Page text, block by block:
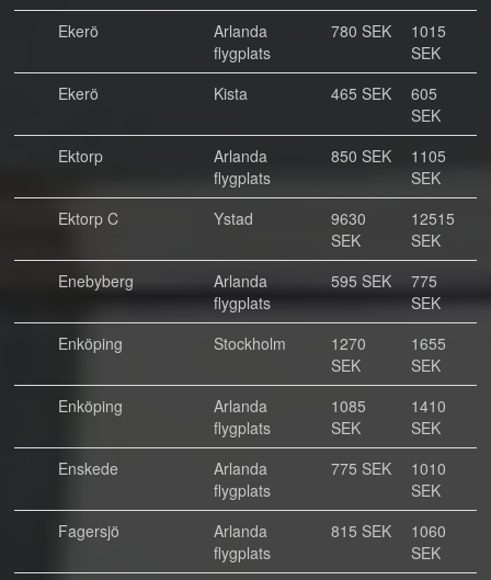
Ekerö
Arlanda
flygplats
780 SEK
1015
SEK
Ekerö
Kista 465 SEK
605
SEK
Ektorp
Arlanda
flygplats
850 SEK
1105
SEK
Ektorp C
Ystad
9630
SEK
12515
SEK
Enebyberg
Arlanda
flygplats
595 SEK
775
SEK
Enköping
Stockholm
1270
SEK
1655
SEK
Enköping
Arlanda
flygplats
1085
SEK
1410
SEK
Enskede
Arlanda
flygplats
775 SEK
1010
SEK
Fagersjö
Arlanda
flygplats
815 SEK
1060
SEK